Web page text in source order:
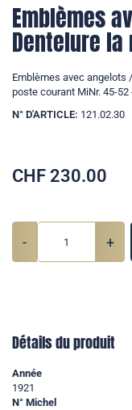
Emblèmes
Dentelure la
Emblèmes avec angelots
poste courant MiNr. 45-
N° D'ARTICLE: 121.02.30
CHF 230.00
- +
Détails du produit
Année
1921
N° Michel